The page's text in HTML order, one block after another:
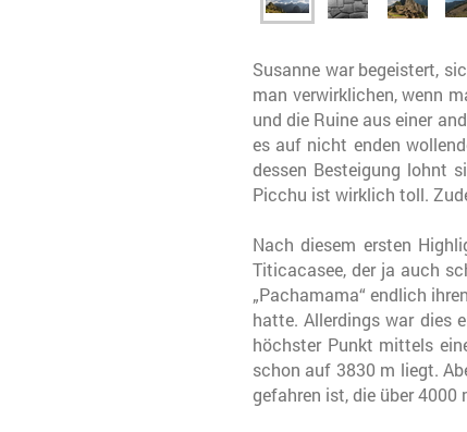
Susanne war begeistert,
man verwirklichen, wenn
und die Ruine aus einer
es auf nicht enden
dessen Besteigung lohnt
Picchu ist wirklich toll.
Nach diesem ersten
Titicacasee, der ja auch
„Pachamama“ endlich
hatte. Allerdings war dies
höchster Punkt mittels
schon auf 3830 m liegt.
gefahren ist, die über 4000